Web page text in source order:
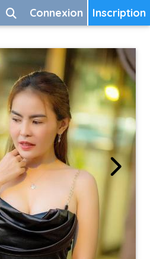
Inscription
Connexion